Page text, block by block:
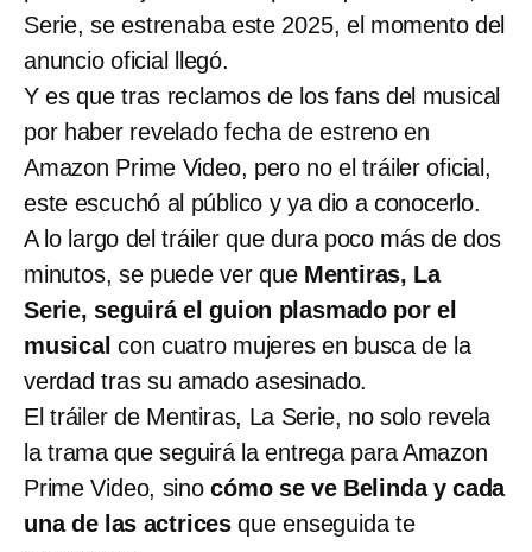
Serie, se estrenaba este 2025, el momento del
anuncio oficial llegó.
Y es que tras reclamos de los fans del musical
por haber revelado fecha de estreno en
Amazon Prime Video, pero no el tráiler oficial,
este escuchó al público y ya dio a conocerlo.
A lo largo del tráiler que dura poco más de dos
minutos, se puede ver que Mentiras, La
Serie, seguirá el guion plasmado por el
musical con cuatro mujeres en busca de la
verdad tras su amado asesinado.
El tráiler de Mentiras, La Serie, no solo revela
la trama que seguirá la entrega para Amazon
Prime Video, sinocómo se ve Belinda y cada
una de las actricesque enseguida te